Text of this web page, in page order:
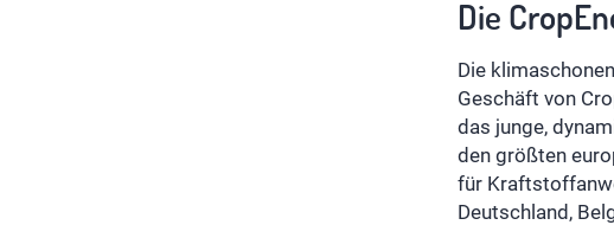
Die
Die
Geschäft von
das junge,
den größten
für
Deutschland,